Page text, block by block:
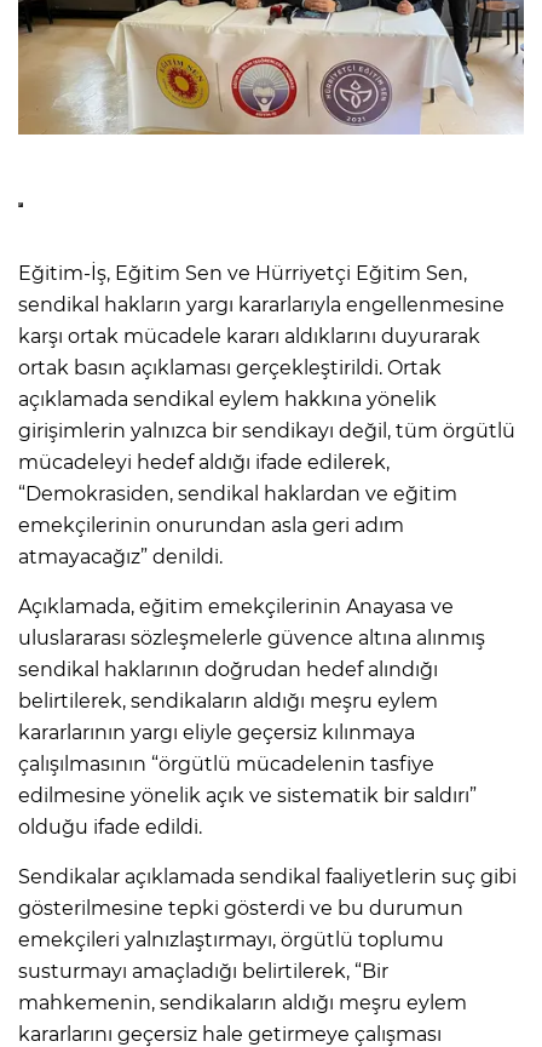
Eğitim-İş, Eğitim Sen ve Hürriyetçi Eğitim Sen,
sendikal hakların yargı kararlarıyla engellenmesine
karşı ortak mücadele kararı aldıklarını duyurarak
ortak basın açıklaması gerçekleştirildi. Ortak
açıklamada sendikal eylem hakkına yönelik
girişimlerin yalnızca bir sendikayı değil, tüm örgütlü
mücadeleyi hedef aldığı ifade edilerek,
“Demokrasiden, sendikal haklardan ve eğitim
emekçilerinin onurundan asla geri adım
atmayacağız” denildi.
Açıklamada, eğitim emekçilerinin Anayasa ve
uluslararası sözleşmelerle güvence altına alınmış
sendikal haklarının doğrudan hedef alındığı
belirtilerek, sendikaların aldığı meşru eylem
kararlarının yargı eliyle geçersiz kılınmaya
çalışılmasının “örgütlü mücadelenin tasfiye
edilmesine yönelik açık ve sistematik bir saldırı”
olduğu ifade edildi.
Sendikalar açıklamada sendikal faaliyetlerin suç gibi
gösterilmesine tepki gösterdi ve bu durumun
emekçileri yalnızlaştırmayı, örgütlü toplumu
susturmayı amaçladığı belirtilerek, “Bir
mahkemenin, sendikaların aldığı meşru eylem
kararlarını geçersiz hale getirmeye çalışması